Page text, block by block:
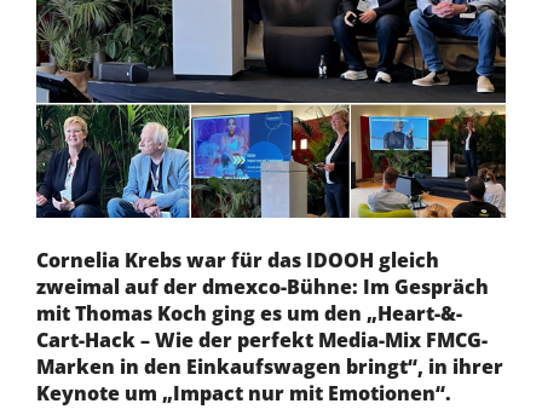
Cornelia Krebs war für das IDOOH gleich
zweimal auf der dmexco-Bühne: Im Gespräch
mit Thomas Koch ging es um den „Heart-&-
Cart-Hack – Wie der perfekt Media-Mix FMCG-
Marken in den Einkaufswagen bringt“, in ihrer
Keynote um „Impact nur mit Emotionen“.